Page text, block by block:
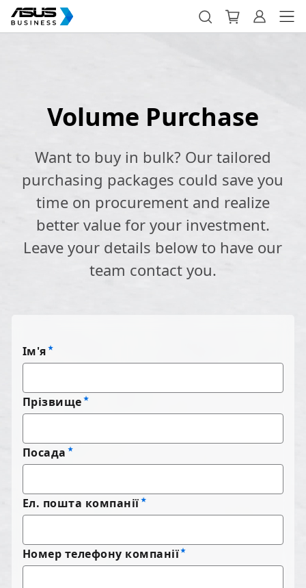
Volume Purchase
Want to buy in bulk? Our tailored
purchasing packages could save you
time on procurement and realize
better value for your investment.
Leave your details below to have our
team contact you.
Ім'я
Прізвище
Посада
Ел. пошта компанії
Номер телефону компанії